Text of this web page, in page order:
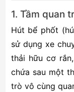
1. Tầm quan
Hút bể phốt
sử dụng xe
thải hữu cơ
chứa sau một
trò vô cùng